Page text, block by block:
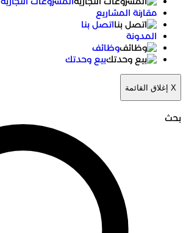
مقارنة المشاريع
اتصل بنا
المدونة
وظائف
بيع وحدتك
X إغلاق القائمة
بحث